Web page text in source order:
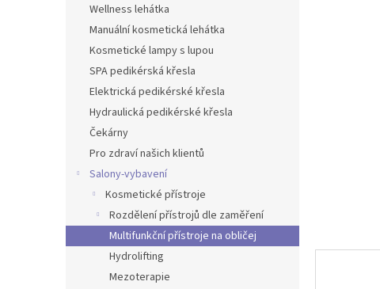
Wellness lehátka
Manuální kosmetická lehátka
Kosmetické lampy s lupou
SPA pedikérská křesla
Elektrická pedikérské křesla
Hydraulická pedikérské křesla
Čekárny
Pro zdraví našich klientů
Salony-vybavení
Kosmetické přístroje
Rozdělení přístrojů dle zaměření
Multifunkční přístroje na obličej
Hydrolifting
Mezoterapie